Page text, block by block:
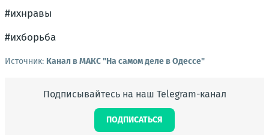
#ихнравы
#ихборьба
Источник: Канал в МАКС "На самом деле в Одессе"
Подписывайтесь на наш Telegram-канал
ПОДПИСАТЬСЯ